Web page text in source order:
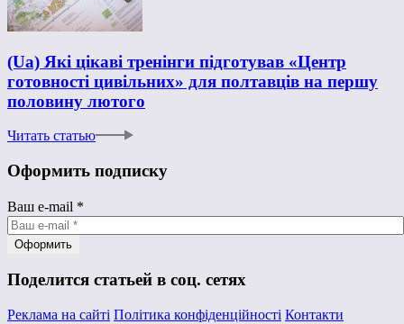
(Ua) Які цікаві тренінги підготував «Центр
готовності цивільних» для полтавців на першу
половину лютого
Читать статью
Оформить подписку
Ваш e-mail *
Поделится статьей в соц. сетях
Реклама на сайті Політика конфіденційності Контакти